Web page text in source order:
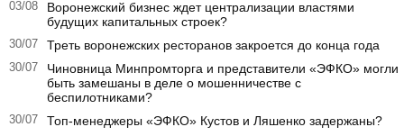
03/08
Воронежский бизнес ждет централизации властями
будущих капитальных строек?
30/07 Треть воронежских ресторанов закроется до конца года
30/07
Чиновница Минпромторга и представители «ЭФКО» могли
быть замешаны в деле о мошенничестве с
беспилотниками?
30/07 Топ-менеджеры «ЭФКО» Кустов и Ляшенко задержаны?